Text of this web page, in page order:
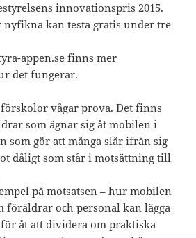
innovationspris 2015.
kan testa gratis under tre
appen.se finns mer
det fungerar.
förskolor vågar prova. Det finns
som ägnar sig åt mobilen i
som gör att många slår ifrån sig
dåligt som står i motsättning till
på motsatsen – hur mobilen
föräldrar och personal kan lägga
åt att dividera om praktiska